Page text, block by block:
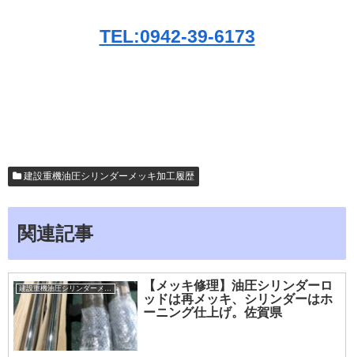
TEL:0942-39-6173
建設重機油圧シリンダーメッキ加工履歴
関連記事
【メッキ修理】油圧シリンダーロ
ッドは再メッキ、シリンダーはホ
ーニング仕上げ。佐賀県